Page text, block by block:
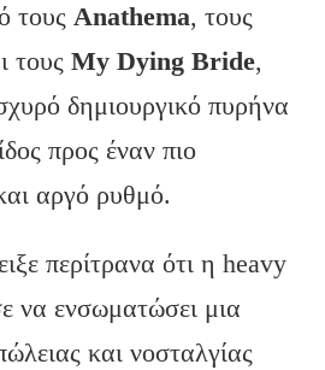
τους Anathema, τους
τους My Dying Bride,
δημιουργικό πυρήνα
προς έναν πιο
αργό ρυθμό.
περίτρανα ότι η heavy
να ενσωματώσει μια
και νοσταλγίας